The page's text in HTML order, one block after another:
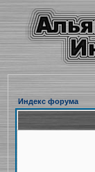
Индекс форума